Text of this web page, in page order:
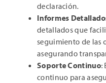
declaración.
Informes
detallados que
seguimiento de las
asegurando
Soporte Continuo:
continuo para